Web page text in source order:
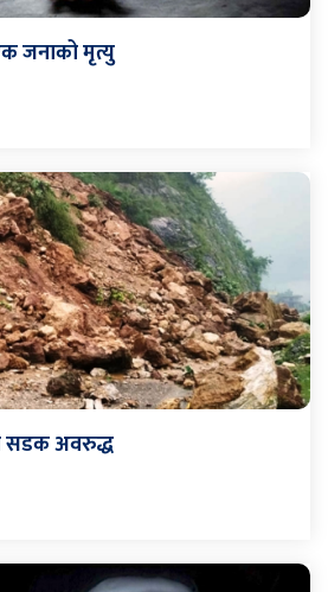
जनाको मृत्यु
सडक अवरुद्ध